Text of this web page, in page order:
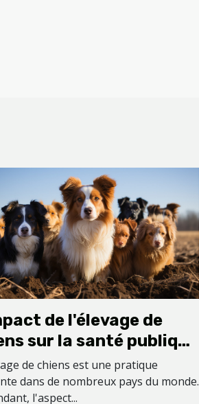
de l'élevage de
sur la santé publique
de la ferme des
de chiens est une pratique
dans de nombreux pays du monde.
l'aspect...